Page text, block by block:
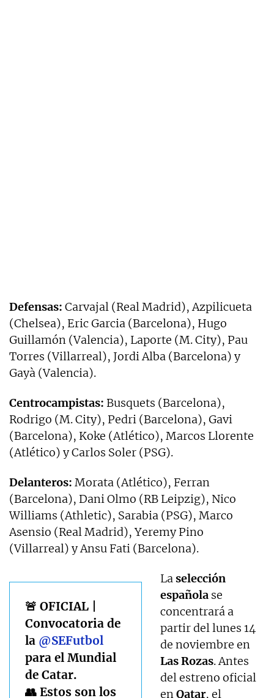
Defensas: Carvajal (Real Madrid), Azpilicueta
(Chelsea), Eric Garcia (Barcelona), Hugo
Guillamón (Valencia), Laporte (M. City), Pau
Torres (Villarreal), Jordi Alba (Barcelona) y
Gayà (Valencia).
Centrocampistas: Busquets (Barcelona),
Rodrigo (M. City), Pedri (Barcelona), Gavi
(Barcelona), Koke (Atlético), Marcos Llorente
(Atlético) y Carlos Soler (PSG).
Delanteros: Morata (Atlético), Ferran
(Barcelona), Dani Olmo (RB Leipzig), Nico
Williams (Athletic), Sarabia (PSG), Marco
Asensio (Real Madrid), Yeremy Pino
(Villarreal) y Ansu Fati (Barcelona).
🚨 OFICIAL |
Convocatoria de
la @SEFutbol
para el Mundial
de Catar.
👥 Estos son los
Laselección
española se
concentrará a
partir del lunes 14
de noviembre en
Las Rozas. Antes
del estreno oficial
enQatar, el